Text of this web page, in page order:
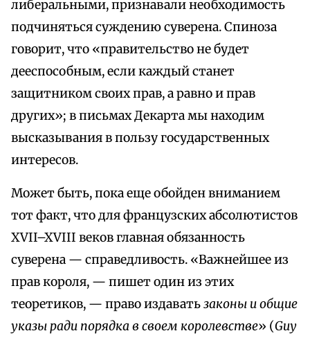
либеральными, признавали необходимость
подчиняться суждению суверена. Спиноза
говорит, что «правительство не будет
дееспособным, если каждый станет
защитником своих прав, а равно и прав
других»; в письмах Декарта мы находим
высказывания в пользу государственных
интересов.
Может быть, пока еще обойден вниманием
тот факт, что для французских абсолютистов
XVII–XVIII веков главная обязанность
суверена — справедливость. «Важнейшее из
прав короля, — пишет один из этих
теоретиков, — право издаватьзаконы и общие
указы ради порядка в своем королевстве» (Guy